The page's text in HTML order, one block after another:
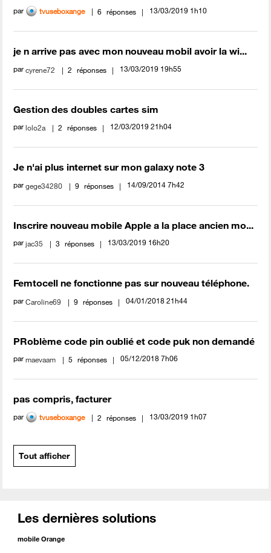
par tvuseboxange 6 réponses ‎13/03/2019 1h10
je n arrive pas avec mon nouveau mobil avoir la wi...
parcyrene72 2 réponses ‎13/03/2019 19h55
Gestion des doubles cartes sim
parlolo2a 2 réponses ‎12/03/2019 21h04
Je n'ai plus internet sur mon galaxy note 3
pargege34280 9 réponses ‎14/09/2014 7h42
Inscrire nouveau mobile Apple a la place ancien mo...
parjac35 3 réponses ‎13/03/2019 16h20
Femtocell ne fonctionne pas sur nouveau téléphone.
parCaroline69 9 réponses ‎04/01/2018 21h44
PRoblème code pin oublié et code puk non demandé
parmaevaam 5 réponses ‎05/12/2018 7h06
pas compris, facturer
par tvuseboxange 2 réponses ‎13/03/2019 1h07
Tout afficher
Les dernières solutions
mobile Orange